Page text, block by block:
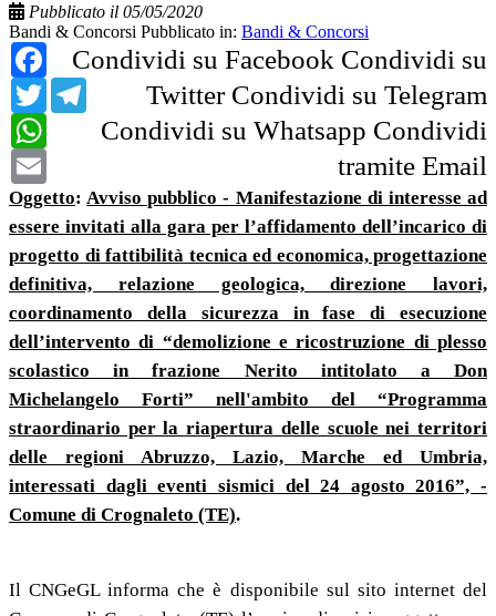
Pubblicato il 05/05/2020
Bandi & Concorsi Pubblicato in: Bandi & Concorsi
Condividi su Facebook
Facebook
Condividi su
Twitter
Twitter Condividi su Telegram
Telegram
Condividi su Whatsapp
WhatsApp
Condividi
tramite Email
Oggetto: Avviso pubblico - Manifestazione di interesse ad
essere invitati alla gara per l’affidamento dell’incarico di
progetto di fattibilità tecnica ed economica, progettazione
definitiva, relazione geologica, direzione lavori,
coordinamento della sicurezza in fase di esecuzione
dell’intervento di “demolizione e ricostruzione di plesso
scolastico in frazione Nerito intitolato a Don
Michelangelo Forti” nell'ambito del “Programma
straordinario per la riapertura delle scuole nei territori
delle regioni Abruzzo, Lazio, Marche ed Umbria,
interessati dagli eventi sismici del 24 agosto 2016”, -
Comune di Crognaleto (TE).
Il CNGeGL informa che è disponibile sul sito internet del